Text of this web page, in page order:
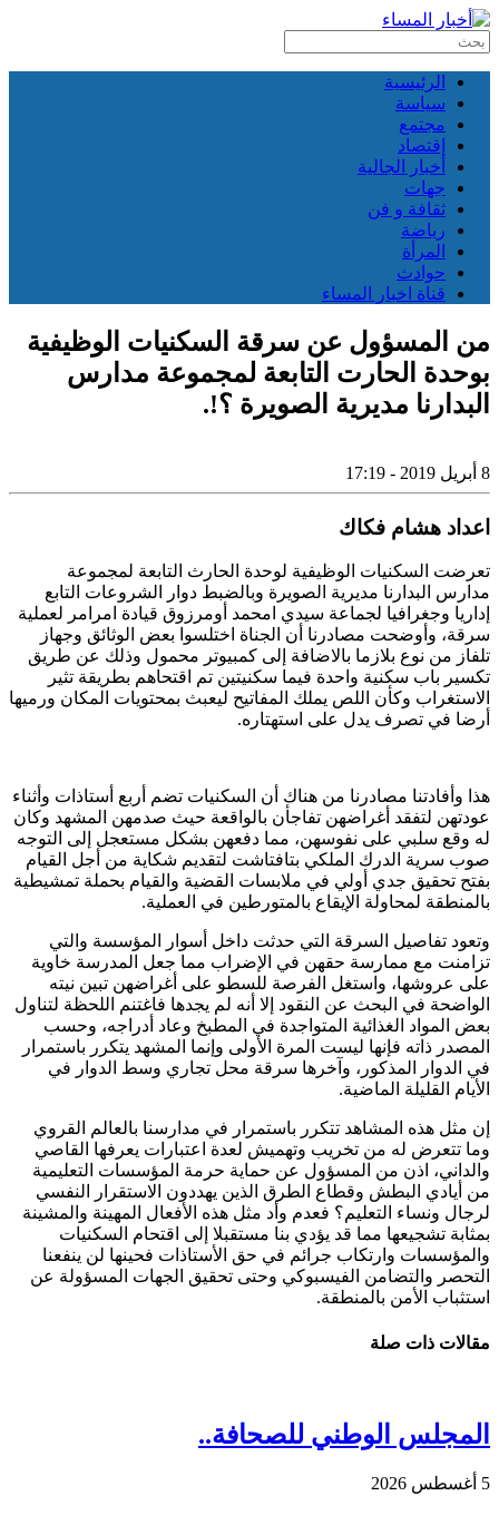
الرئيسية
سياسة
مجتمع
إقتصاد
أخبار الجالية
جهات
ثقافة و فن
رياضة
المرأة
حوادث
قناة اخبار المساء
من المسؤول عن سرقة السكنيات الوظيفية
بوحدة الحارت التابعة لمجموعة مدارس
البدارنا مديرية الصويرة ؟!.
8 أبريل 2019 - 17:19
اعداد هشام فكاك
تعرضت السكنيات الوظيفية لوحدة الحارث التابعة لمجموعة
مدارس البدارنا مديرية الصويرة وبالضبط دوار الشروعات التابع
إداريا وجغرافيا لجماعة سيدي امحمد أومرزوق قيادة امرامر لعملية
سرقة، وأوضحت مصادرنا أن الجناة اختلسوا بعض الوثائق وجهاز
تلفاز من نوع بلازما بالاضافة إلى كمبيوتر محمول وذلك عن طريق
تكسير باب سكنية واحدة فيما سكنيتين تم اقتحاهم بطريقة تثير
الاستغراب وكأن اللص يملك المفاتيح ليعبث بمحتويات المكان ورميها
أرضا في تصرف يدل على استهتاره.
هذا وأفادتنا مصادرنا من هناك أن السكنيات تضم أربع أستاذات وأثناء
عودتهن لتفقد أغراضهن تفاجأن بالواقعة حيث صدمهن المشهد وكان
له وقع سلبي على نفوسهن، مما دفعهن بشكل مستعجل إلى التوجه
صوب سرية الدرك الملكي بتافتاشت لتقديم شكاية من أجل القيام
بفتح تحقيق جدي أولي في ملابسات القضية والقيام بحملة تمشيطية
بالمنطقة لمحاولة الإيقاع بالمتورطين في العملية.
وتعود تفاصيل السرقة التي حدثت داخل أسوار المؤسسة والتي
تزامنت مع ممارسة حقهن في الإضراب مما جعل المدرسة خاوية
على عروشها، واستغل الفرصة للسطو على أغراضهن تبين نيته
الواضحة في البحث عن النقود إلا أنه لم يجدها فاغتنم اللحظة لتناول
بعض المواد الغذائية المتواجدة في المطبخ وعاد أدراجه، وحسب
المصدر ذاته فإنها ليست المرة الأولى وإنما المشهد يتكرر باستمرار
في الدوار المذكور، وآخرها سرقة محل تجاري وسط الدوار في
الأيام القليلة الماضية.
إن مثل هذه المشاهد تتكرر باستمرار في مدارسنا بالعالم القروي
وما تتعرض له من تخريب وتهميش لعدة اعتبارات يعرفها القاصي
والداني، اذن من المسؤول عن حماية حرمة المؤسسات التعليمية
من أيادي البطش وقطاع الطرق الذين يهددون الاستقرار النفسي
لرجال ونساء التعليم؟ فعدم وأد مثل هذه الأفعال المهينة والمشينة
بمثابة تشجيعها مما قد يؤدي بنا مستقبلا إلى اقتحام السكنيات
والمؤسسات وارتكاب جرائم في حق الأستاذات فحينها لن ينفعنا
التحصر والتضامن الفيسبوكي وحتى تحقيق الجهات المسؤولة عن
استثباب الأمن بالمنطقة.
مقالات ذات صلة
المجلس الوطني للصحافة..
5 أغسطس 2026